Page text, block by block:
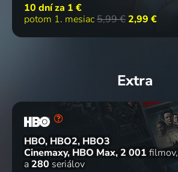
10 dní za 1 €
potom 1. mesiac5,99 € 2,99 €
Extra
HBO, HBO2, HBO3
Cinemaxy, HBO Max 2 001 filmov
a 280 seriálov